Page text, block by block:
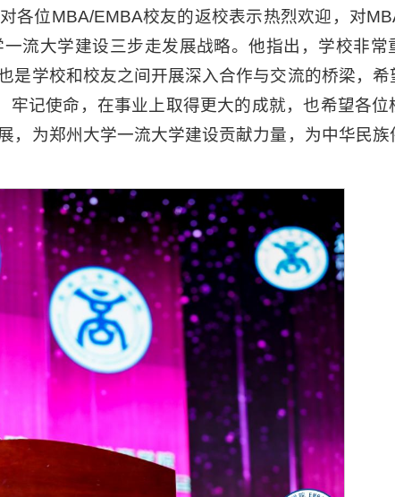
各位MBA/EMBA校友的返校表示热烈欢迎，对
流大学建设三步走发展战略。他指出，学校非常
是学校和校友之间开展深入合作与交流的桥梁，希
牢记使命，在事业上取得更大的成就，也希望各位
，为郑州大学一流大学建设贡献力量，为中华民族